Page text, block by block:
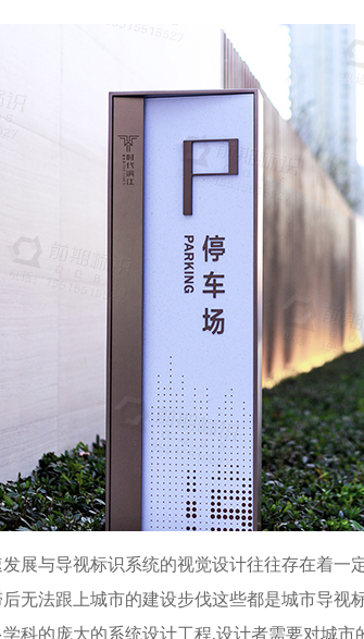
展与导视标识系统的视觉设计往往存在着一
无法跟上城市的建设步伐这些都是城市导视
科的庞大的系统设计工程,设计者需要对城